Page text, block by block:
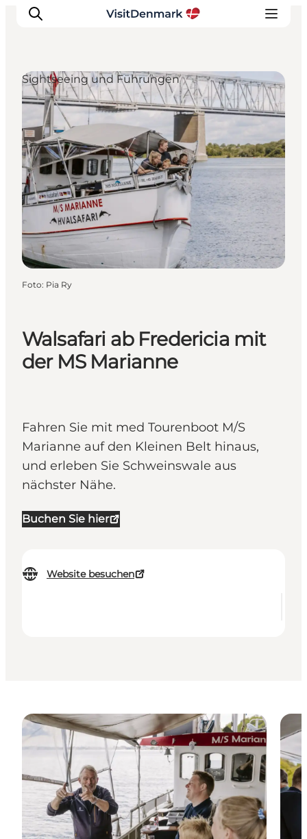
Inspiration
Regionen
Erlebnisse
Unterkünfte
Reiseplanung
Walsafari ab Fredericia mit
der MS Marianne
Fahren Sie mit med Tourenboot M/S
Marianne auf den Kleinen Belt hinaus,
und erleben Sie Schweinswale aus
nächster Nähe.
Buchen Sie hier
Website besuchen
Sightseeing und Führungen
Foto: Pia Ry